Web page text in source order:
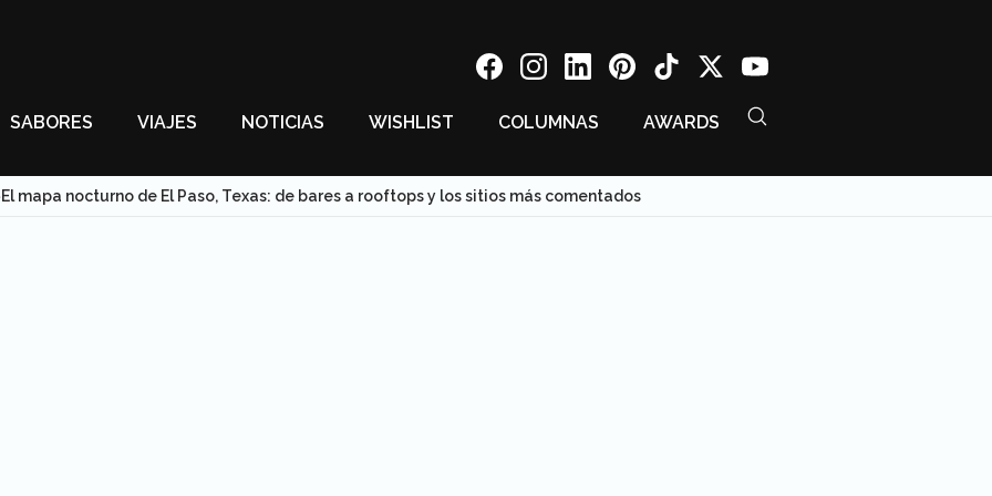
SABORES VIAJES NOTICIAS WISHLIST COLUMNAS AWARDS
El mapa nocturno de El Paso, Texas: de bares a rooftops y los sitios más comentados